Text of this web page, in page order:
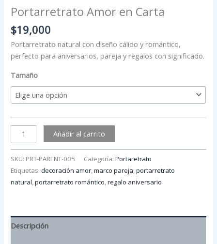
Portarretrato Amor en Carta
$19,000
Portarretrato natural con diseño cálido y romántico,
perfecto para aniversarios, pareja y regalos con significado.
Tamaño
Añadir al carrito
SKU: PRT-PARENT-005 Categoría:Portaretrato
Etiquetas:decoración amor,marco pareja,portarretrato
natural,portarretrato romántico,regalo aniversario
Descripción